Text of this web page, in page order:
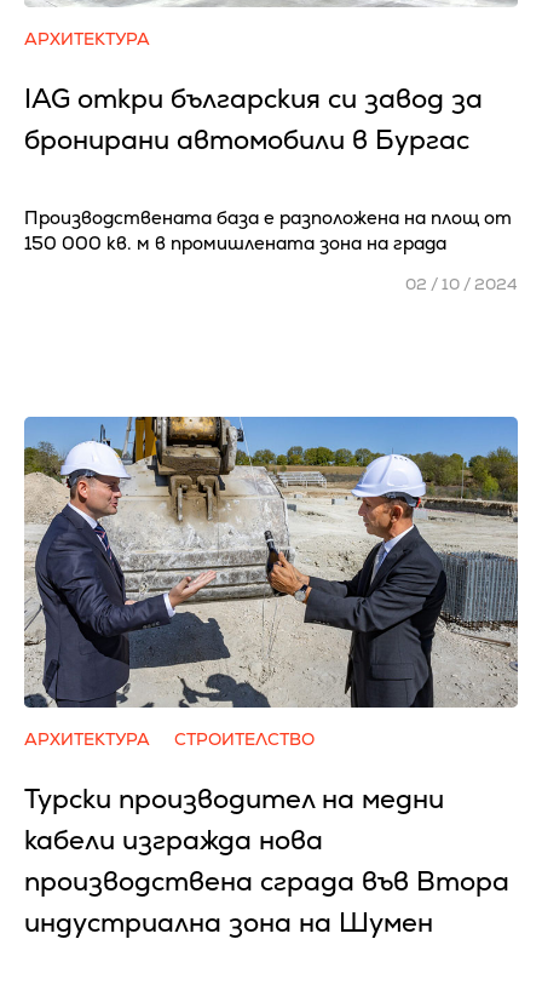
АРХИТЕКТУРА
IAG откри българския си завод за
бронирани автомобили в Бургас
Производствената база е разположена на площ от
150 000 кв. м в промишлената зона на града
02 / 10 / 2024
АРХИТЕКТУРА СТРОИТЕЛСТВО
Турски производител на медни
кабели изгражда нова
производствена сграда във Втора
индустриална зона на Шумен